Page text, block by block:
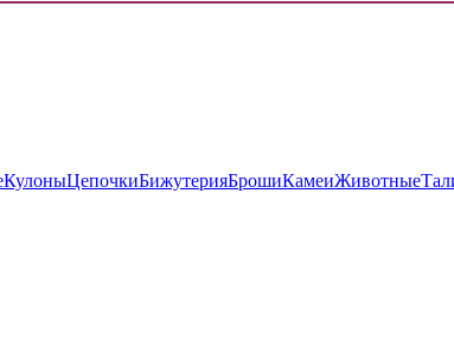
КулоныЦепочкиБижутерияБрошиКамеиЖивотные